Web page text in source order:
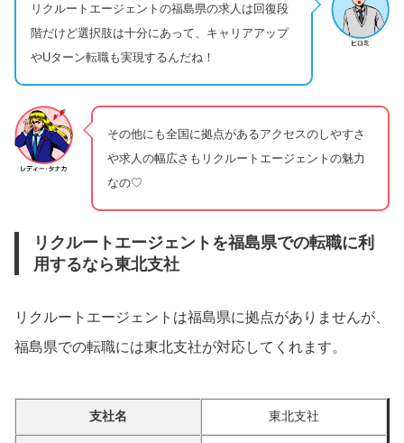
リクルートエージェントの福島県の求人は回復段
階だけど選択肢は十分にあって、キャリアアップ
やUターン転職も実現するんだね！
その他にも全国に拠点があるアクセスのしやすさ
や求人の幅広さもリクルートエージェントの魅力
なの♡
リクルートエージェントを福島県での転職に利
用するなら東北支社
リクルートエージェントは福島県に拠点がありませんが、
福島県での転職には東北支社が対応してくれます。
支社名 東北支社